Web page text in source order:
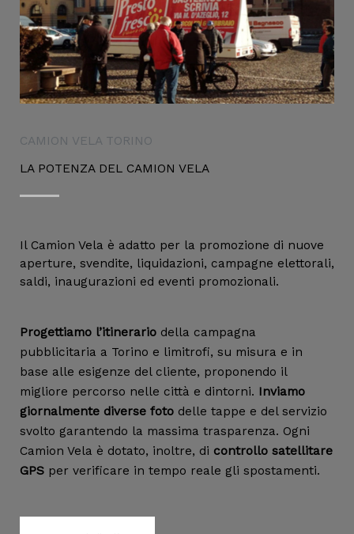
CAMION VELA TORINO
LA POTENZA DEL CAMION VELA
Il Camion Vela è adatto per la promozione di nuove
aperture, svendite, liquidazioni, campagne elettorali,
saldi, inaugurazioni ed eventi promozionali.
Progettiamo l’itinerario della campagna
pubblicitaria a Torino e limitrofi, su misura e in
base alle esigenze del cliente, proponendo il
migliore percorso nelle città e dintorni. Inviamo
giornalmente diverse foto delle tappe e del servizio
svolto garantendo la massima trasparenza. Ogni
Camion Vela è dotato, inoltre, di controllo satellitare
GPS per verificare in tempo reale gli spostamenti.